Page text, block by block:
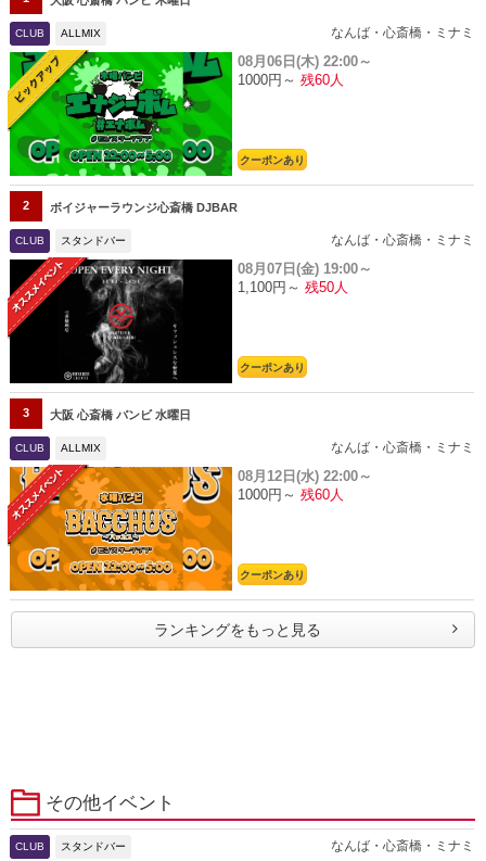
CLUB ALLMIX なんば・心斎橋・ミナミ
08月06日(木) 22:00～
1000円～ 残60人
クーポンあり
2 ボイジャーラウンジ心斎橋 DJBAR
CLUB スタンドバー なんば・心斎橋・ミナミ
08月07日(金) 19:00～
1,100円～ 残50人
クーポンあり
3 大阪 心斎橋 バンビ 水曜日
CLUB ALLMIX なんば・心斎橋・ミナミ
08月12日(水) 22:00～
1000円～ 残60人
クーポンあり
ランキングをもっと見る
その他イベント
CLUB スタンドバー
なんば・心斎橋・ミナミ